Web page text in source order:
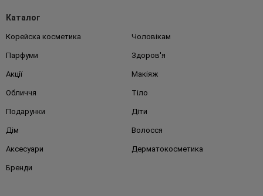
Каталог
Корейска косметика Чоловікам
Парфуми Здоров'я
Акції Макіяж
Обличчя Тіло
Подарунки Діти
Дім Волосся
Аксесуари Дерматокосметика
Бренди